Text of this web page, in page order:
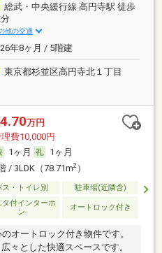
総武・中央緩行線 高円寺駅 徒歩
他の交通
年8ヶ月 / 5階建
東京都杉並区高円寺北１丁目
万円
費10,000円
1ヶ月
1ヶ月
/ 3LDK（78.71m2）
ス・トイレ別 駐車場(近隣含)
タ付インターホ
ン
オートロック付き
オートロック付き物件です。
々とした快適スペースです。